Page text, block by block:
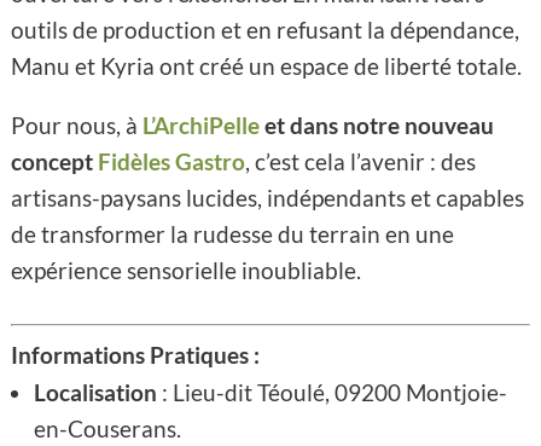
outils de production et en refusant la dépendance,
Manu et Kyria ont créé un espace de liberté totale.
Pour nous, à L’ArchiPelleet dans notre nouveau
concept Fidèles Gastro, c’est cela l’avenir : des
artisans-paysans lucides, indépendants et capables
de transformer la rudesse du terrain en une
expérience sensorielle inoubliable.
Informations Pratiques :
Localisation : Lieu-dit Téoulé, 09200 Montjoie-
en-Couserans.